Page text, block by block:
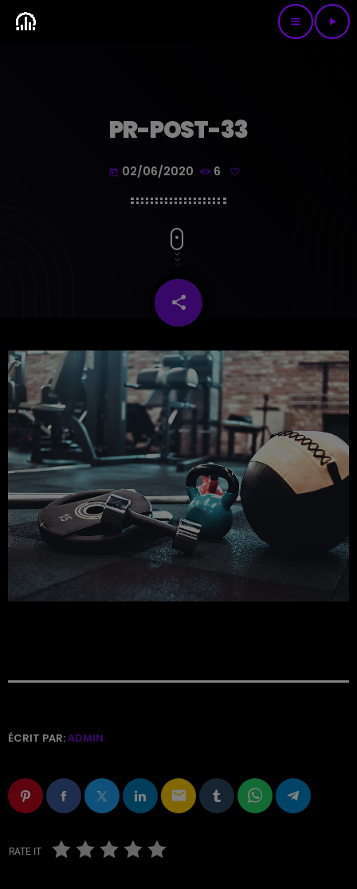
menu play_arrow
PR-POST-33
today 02/06/2020 6
share
email
ÉCRIT PAR:ADMIN
email
RATE IT